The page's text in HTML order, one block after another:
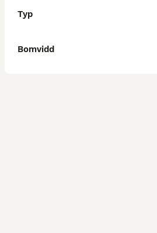
Typ
Bomvidd